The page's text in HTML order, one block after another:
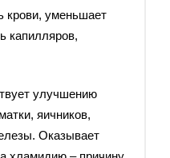
крови, уменьшает
капилляров,
улучшению
яичников,
Оказывает